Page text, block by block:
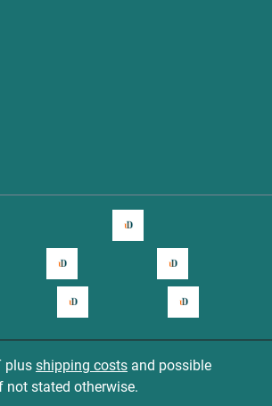
plus shipping costs and possible
not stated otherwise.